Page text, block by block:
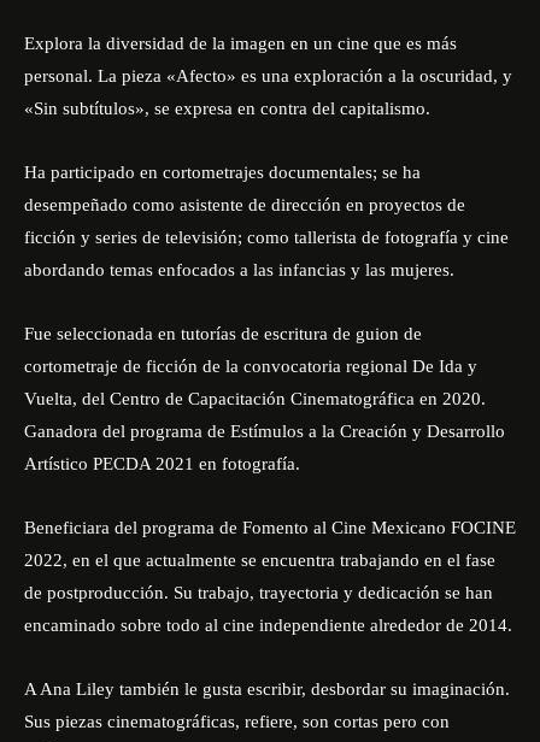
Explora la diversidad de la imagen en un cine que es más
personal. La pieza «Afecto» es una exploración a la oscuridad, y
«Sin subtítulos», se expresa en contra del capitalismo.
Ha participado en cortometrajes documentales; se ha
desempeñado como asistente de dirección en proyectos de
ficción y series de televisión; como tallerista de fotografía y cine
abordando temas enfocados a las infancias y las mujeres.
Fue seleccionada en tutorías de escritura de guion de
cortometraje de ficción de la convocatoria regional De Ida y
Vuelta, del Centro de Capacitación Cinematográfica en 2020.
Ganadora del programa de Estímulos a la Creación y Desarrollo
Artístico PECDA 2021 en fotografía.
Beneficiara del programa de Fomento al Cine Mexicano FOCINE
2022, en el que actualmente se encuentra trabajando en el fase
de postproducción. Su trabajo, trayectoria y dedicación se han
encaminado sobre todo al cine independiente alrededor de 2014.
A Ana Liley también le gusta escribir, desbordar su imaginación.
Sus piezas cinematográficas, refiere, son cortas pero con